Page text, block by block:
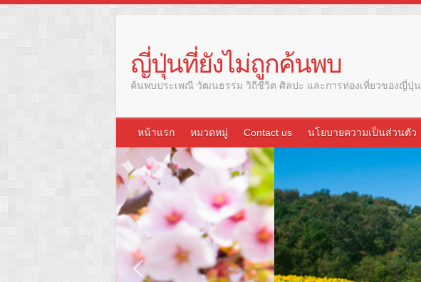
content
ญี่ปุ่นที่ยังไม่ถูกค้นพบ
ค้นพบประเพณี วัฒนธรรม วิถีชีวิต ศิลปะ และการท่องเที่ยวของญี่ปุ่น
หน้าแรก หมวดหมู่ Contact us นโยบายความเป็นส่วนตัว